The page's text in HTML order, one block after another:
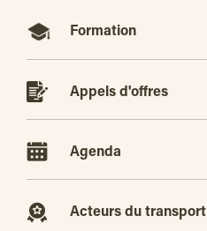
Formation
Appels d'offres
Agenda
Acteurs du transport